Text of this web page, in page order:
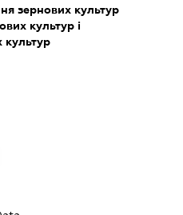
зернових культур
культур і
культур